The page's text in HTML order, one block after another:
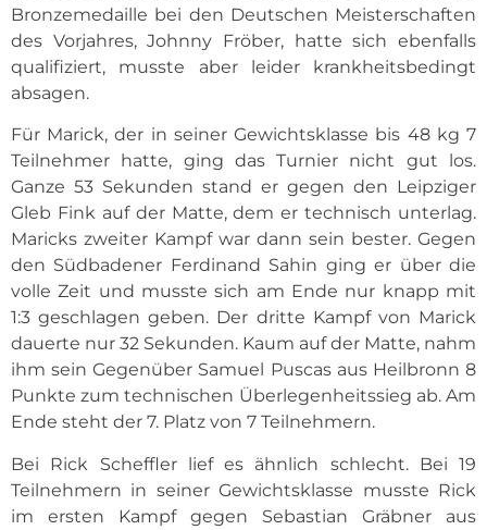
Bronzemedaille bei den Deutschen Meisterschaften
des Vorjahres, Johnny Fröber, hatte sich ebenfalls
qualifiziert, musste aber leider krankheitsbedingt
absagen.
Für Marick, der in seiner Gewichtsklasse bis 48 kg 7
Teilnehmer hatte, ging das Turnier nicht gut los.
Ganze 53 Sekunden stand er gegen den Leipziger
Gleb Fink auf der Matte, dem er technisch unterlag.
Maricks zweiter Kampf war dann sein bester. Gegen
den Südbadener Ferdinand Sahin ging er über die
volle Zeit und musste sich am Ende nur knapp mit
1:3 geschlagen geben. Der dritte Kampf von Marick
dauerte nur 32 Sekunden. Kaum auf der Matte, nahm
ihm sein Gegenüber Samuel Puscas aus Heilbronn 8
Punkte zum technischen Überlegenheitssieg ab. Am
Ende steht der 7. Platz von 7 Teilnehmern.
Bei Rick Scheffler lief es ähnlich schlecht. Bei 19
Teilnehmern in seiner Gewichtsklasse musste Rick
im ersten Kampf gegen Sebastian Gräbner aus